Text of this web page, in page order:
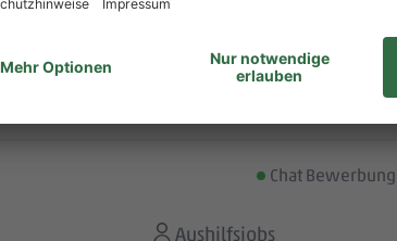
Chat Bewerbung
Chat Bewerbung
Aushilfsjobs